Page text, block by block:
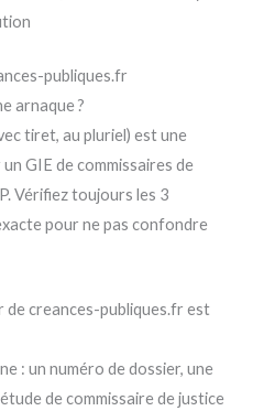
publiques.fr
arnaque ?
tiret, au pluriel) est une
GIE de commissaires de
Vérifiez toujours les 3
pour ne pas confondre
de creances-publiques.fr est
: un numéro de dossier, une
de commissaire de justice